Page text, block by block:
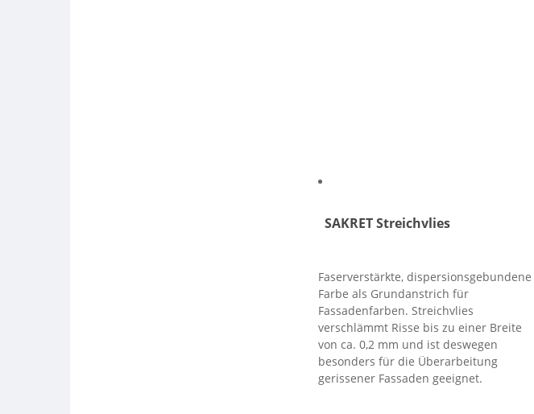
SAKRET Streichvlies
Faserverstärkte, dispersionsgebundene
Farbe als Grundanstrich für
Fassadenfarben. Streichvlies
verschlämmt Risse bis zu einer Breite
von ca. 0,2 mm und ist deswegen
besonders für die Überarbeitung
gerissener Fassaden geeignet.